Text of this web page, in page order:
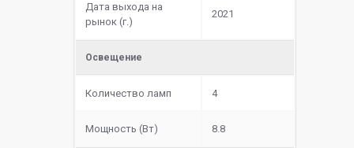
Дата выхода на
рынок (г.)
2021
Освещение
Количество ламп 4
Мощность (Вт) 8.8